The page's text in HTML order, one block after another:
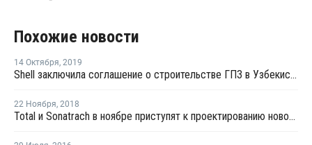
Похожие новости
14 Октября, 2019
Shell заключила соглашение о строительстве ГПЗ в Узбекистане
22 Ноября, 2018
Total и Sonatrach в ноябре приступят к проектированию новой установки дегидрирования пропана в Алжире